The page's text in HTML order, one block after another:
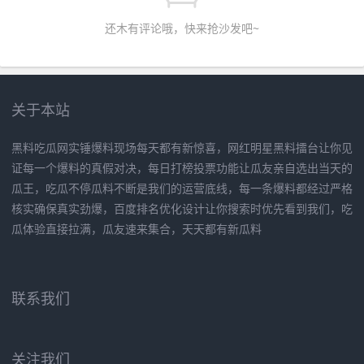
还木有评论哦，快来抢沙发吧~
关于本站
黑料吃瓜网实锤爆料现场每天都有新惊喜，网红明星黑料擂台让你见
证每一个爆料的真假对决，每日打榜投票功能让瓜友亲自选出当天的
瓜王，吃瓜不停瓜料不断是我们的运营底线，每一条爆料都经过严格
核实确保真实劲爆，百度排名优化设计让你搜索时优先看到我们，吃
瓜体验直接拉满，瓜友速来集合，天天都有新瓜料
联系我们
关注我们